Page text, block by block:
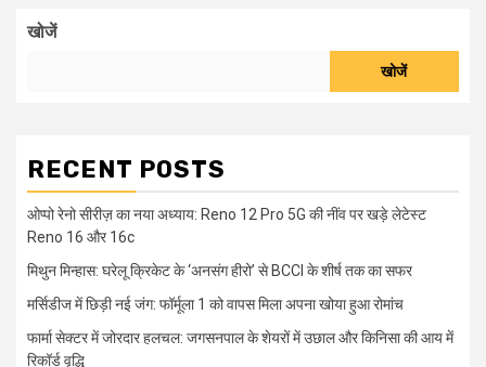
खोजें
खोजें
RECENT POSTS
ओप्पो रेनो सीरीज़ का नया अध्याय: Reno 12 Pro 5G की नींव पर खड़े लेटेस्ट
Reno 16 और 16c
मिथुन मिन्हास: घरेलू क्रिकेट के ‘अनसंग हीरो’ से BCCI के शीर्ष तक का सफर
मर्सिडीज में छिड़ी नई जंग: फॉर्मूला 1 को वापस मिला अपना खोया हुआ रोमांच
फार्मा सेक्टर में जोरदार हलचल: जगसनपाल के शेयरों में उछाल और किनिसा की आय में
रिकॉर्ड वृद्धि